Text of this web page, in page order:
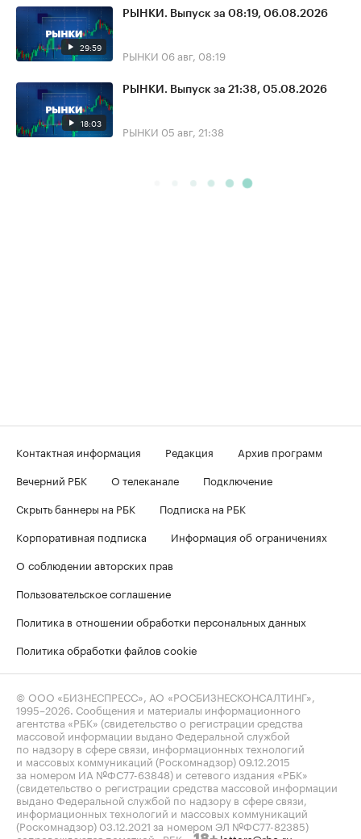
29:59
РЫНКИ. Выпуск за 08:19, 06.08.2026
РЫНКИ 06 авг, 08:19
18:03
РЫНКИ. Выпуск за 21:38, 05.08.2026
РЫНКИ 05 авг, 21:38
Контактная информация Редакция
Архив программ
Вечерний РБК
О телеканале
Подключение
Скрыть баннеры на РБК
Подписка на РБК
Корпоративная подписка
Информация об ограничениях
О соблюдении авторских прав
Пользовательское соглашение
Политика в отношении обработки персональных данных
Политика обработки файлов cookie
© ООО «БИЗНЕСПРЕСС», АО «РОСБИЗНЕСКОНСАЛТИНГ»,
1995–2026 . Сообщения и материалы информационного
агентства «РБК» (свидетельство о регистрации средства
массовой информации выдано Федеральной службой
по надзору в сфере связи, информационных технологий
и массовых коммуникаций (Роскомнадзор) 09.12.2015
за номером ИА №ФС77-63848) и сетевого издания «РБК»
(свидетельство о регистрации средства массовой информации
выдано Федеральной службой по надзору в сфере связи,
информационных технологий и массовых коммуникаций
(Роскомнадзор) 03.12.2021 за номером ЭЛ №ФС77-82385)